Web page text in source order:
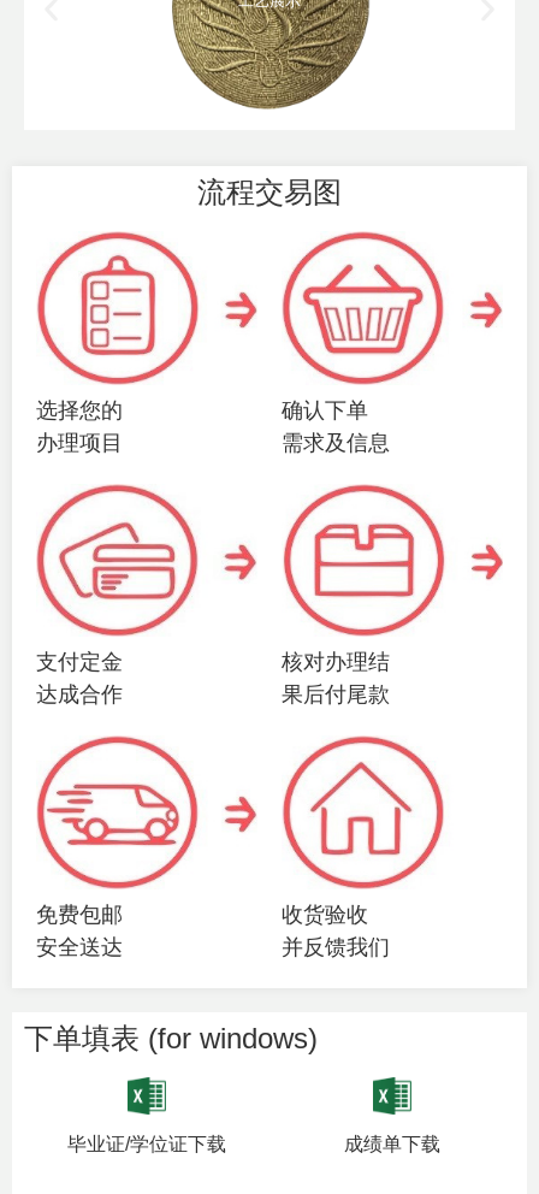
流程交易图
选择您的
办理项目
确认下单
需求及信息
支付定金
达成合作
核对办理结
果后付尾款
免费包邮
安全送达
收货验收
并反馈我们
下单填表 (for windows)
毕业证/学位证下载 成绩单下载